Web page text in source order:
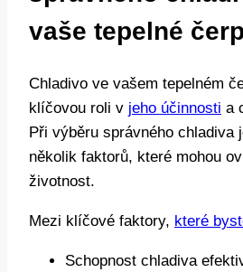
vaše tepelné
Chladivo ve vašem tepelném
klíčovou roli v jeho účinnosti a
Při výběru správného chladiva
několik faktorů, které mohou
životnost.
Mezi klíčové faktory, které
Schopnost chladiva